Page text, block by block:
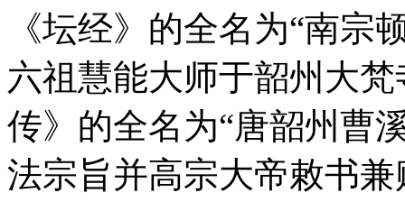
《坛经》的全名为“南宗
六祖慧能大师于韶州大
传》的全名为“唐韶州曹
法宗旨并高宗大帝敕书